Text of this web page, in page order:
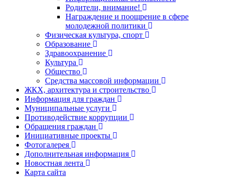
Родители, внимание!
Награждение и поощрение в сфере
молодежной политики
Физическая культура, спорт
Образование
Здравоохранение
Культура
Общество
Средства массовой информации
ЖКХ, архитектура и строительство
Информация для граждан
Муниципальные услуги
Противодействие коррупции
Обращения граждан
Инициативные проекты
Фотогалерея
Дополнительная информация
Новостная лента
Карта сайта